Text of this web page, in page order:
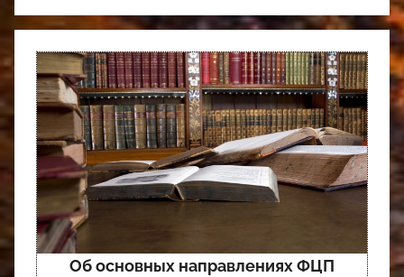
Об основных направлениях ФЦП